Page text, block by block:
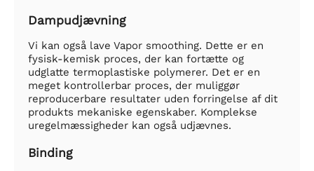
Dampudjævning
Vi kan også lave Vapor smoothing. Dette er en
fysisk-kemisk proces, der kan fortætte og
udglatte termoplastiske polymerer. Det er en
meget kontrollerbar proces, der muliggør
reproducerbare resultater uden forringelse af dit
produkts mekaniske egenskaber. Komplekse
uregelmæssigheder kan også udjævnes.
Binding